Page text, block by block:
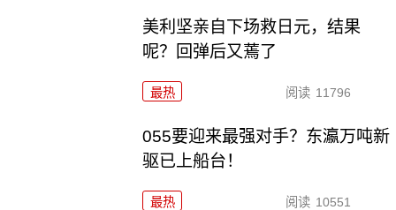
美利坚亲自下场救日元，结果
呢？回弹后又蔫了
最热 阅读 11796
055要迎来最强对手？东瀛万吨新
驱已上船台！
最热 阅读 10551